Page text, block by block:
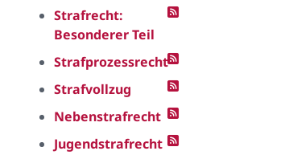
Strafrecht:
Besonderer Teil
Strafprozessrecht
Strafvollzug
Nebenstrafrecht
Jugendstrafrecht